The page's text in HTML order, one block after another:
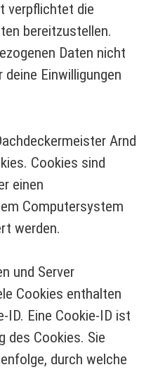
verpflichtet die
bereitzustellen.
Daten nicht
Einwilligungen
Arnd
Cookies sind
einen
Computersystem
werden.
und Server
Cookies enthalten
ID. Eine Cookie-ID ist
des Cookies. Sie
durch welche